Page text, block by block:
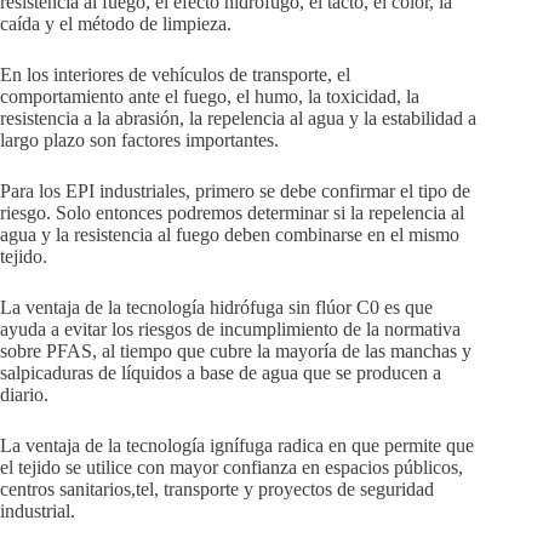
caída y el método de limpieza.
En los interiores de vehículos de transporte, el
comportamiento ante el fuego, el humo, la toxicidad, la
resistencia a la abrasión, la repelencia al agua y la estabilidad a
largo plazo son factores importantes.
Para los EPI industriales, primero se debe confirmar el tipo de
riesgo. Solo entonces podremos determinar si la repelencia al
agua y la resistencia al fuego deben combinarse en el mismo
tejido.
La ventaja de la tecnología hidrófuga sin flúor C0 es que
ayuda a evitar los riesgos de incumplimiento de la normativa
sobre PFAS, al tiempo que cubre la mayoría de las manchas y
salpicaduras de líquidos a base de agua que se producen a
diario.
La ventaja de la tecnología ignífuga radica en que permite que
el tejido se utilice con mayor confianza en espacios públicos,
centros sanitarios,tel, transporte y proyectos de seguridad
industrial.